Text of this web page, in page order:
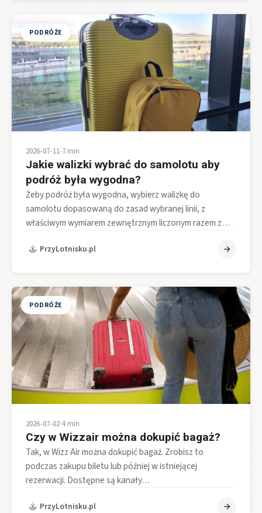
PODRÓŻE
2026-07-11•7 min
Jakie walizki wybrać do samolotu aby
podróż była wygodna?
Żeby podróż była wygodna, wybierz walizkę do
samolotu dopasowaną do zasad wybranej linii, z
właściwym wymiarem zewnętrznym liczonym razem z…
PrzyLotnisku.pl
PODRÓŻE
2026-07-02•4 min
Czy w Wizzair można dokupić bagaż?
Tak, w Wizz Air można dokupić bagaż. Zrobisz to
podczas zakupu biletu lub później w istniejącej
rezerwacji. Dostępne są kanały…
PrzyLotnisku.pl